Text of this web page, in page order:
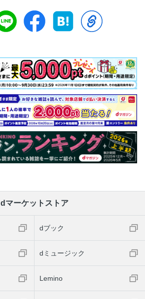
dマーケットストア
dブック
dミュージック
Lemino